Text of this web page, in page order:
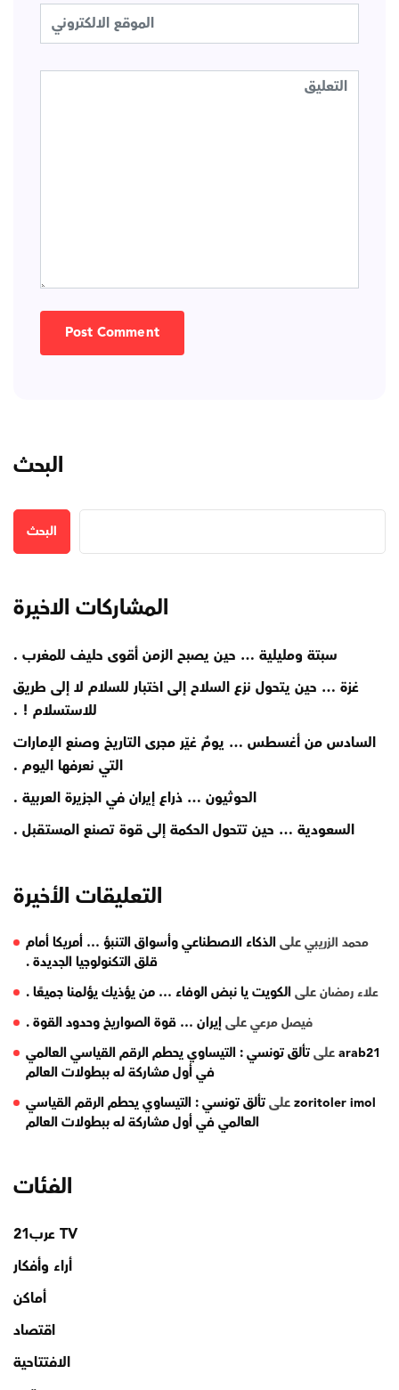
البحث
البحث
المشاركات الاخيرة
سبتة ومليلية … حين يصبح الزمن أقوى حليف للمغرب .
غزة … حين يتحول نزع السلاح إلى اختبار للسلام لا إلى طريق
للاستسلام ! .
السادس من أغسطس … يومٌ غيّر مجرى التاريخ وصنع الإمارات
التي نعرفها اليوم .
الحوثيون … ذراع إيران في الجزيرة العربية .
السعودية … حين تتحول الحكمة إلى قوة تصنع المستقبل .
التعليقات الأخيرة
محمد الزريبيعلى الذكاء الاصطناعي وأسواق التنبؤ … أمريكا أمام
قلق التكنولوجيا الجديدة .
علاء رمضانعلى الكويت يا نبض الوفاء … من يؤذيك يؤلمنا جميعًا .
فيصل مرعيعلى إيران … قوة الصواريخ وحدود القوة .
arab21علىتألق تونسي : التيساوي يحطم الرقم القياسي العالمي
في أول مشاركة له ببطولات العالم
zoritoler imolعلىتألق تونسي : التيساوي يحطم الرقم القياسي
العالمي في أول مشاركة له ببطولات العالم
الفئات
TV عرب21
أراء وأفكار
أماكن
اقتصاد
الافتتاحية